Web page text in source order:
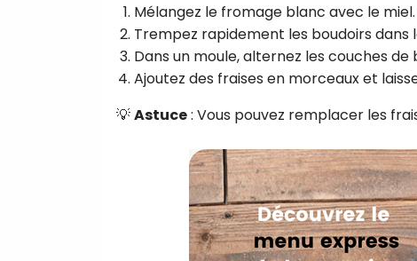
Mélangez le fromage blanc avec le miel.
Trempez rapidement les boudoirs dans
Dans un moule, alternez les couches
Ajoutez des fraises en morceaux et
💡Astuce: Vous pouvez remplacer les